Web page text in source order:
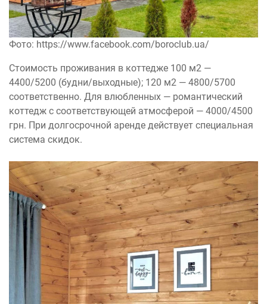
Фото: https://www.facebook.com/boroclub.ua/
Стоимость проживания в коттедже 100 м2 —
4400/5200 (будни/выходные); 120 м2 — 4800/5700
соответственно. Для влюбленных — романтический
коттедж с соответствующей атмосферой — 4000/4500
грн. При долгосрочной аренде действует специальная
система скидок.